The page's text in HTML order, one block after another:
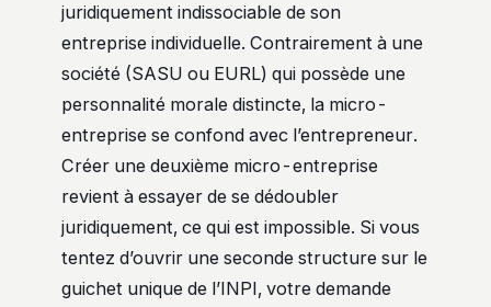
juridiquement indissociable de son
entreprise individuelle. Contrairement à une
société (SASU ou EURL) qui possède une
personnalité morale distincte, la micro-
entreprise se confond avec l’entrepreneur.
Créer une deuxième micro-entreprise
revient à essayer de se dédoubler
juridiquement, ce qui est impossible. Si vous
tentez d’ouvrir une seconde structure sur le
guichet unique de l’INPI, votre demande